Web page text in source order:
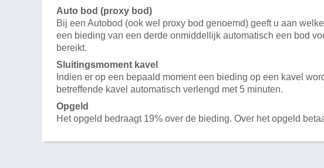
Auto bod (proxy bod)
Bij een Autobod (ook wel proxy bod genoemd) geeft u aan
een bieding van een derde onmiddellijk automatisch een bod
bereikt.
Sluitingsmoment kavel
Indien er op een bepaald moment een bieding op een kavel
betreffende kavel automatisch verlengd met 5 minuten.
Opgeld
Het opgeld bedraagt 19% over de bieding. Over het opgeld